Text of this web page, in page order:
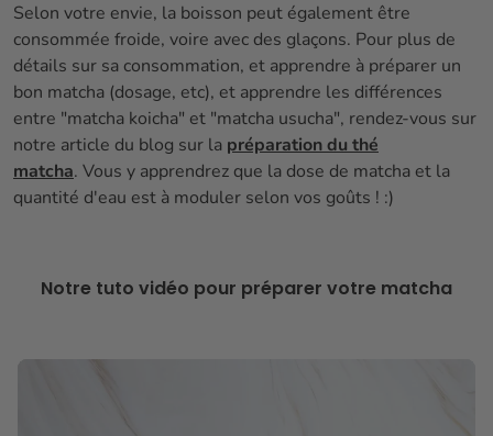
Selon votre envie, la boisson peut également être
consommée froide, voire avec des glaçons. Pour plus de
détails sur sa consommation, et apprendre à préparer un
bon matcha (dosage, etc), et apprendre les différences
entre "matcha koicha" et "matcha usucha", rendez-vous sur
notre article du blog sur la préparation du thé
matcha. Vous y apprendrez que la dose de matcha et la
quantité d'eau est à moduler selon vos goûts ! :)
Notre tuto vidéo pour préparer votre matcha